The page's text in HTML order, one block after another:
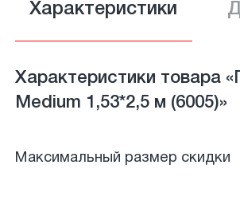
Характеристики
Характеристики товара
Medium 1,53*2,5 м (6005)»
Максимальный размер скидки